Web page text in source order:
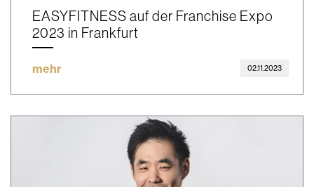
EASYFITNESS auf der Franchise Expo
2023 in Frankfurt
mehr 02.11.2023